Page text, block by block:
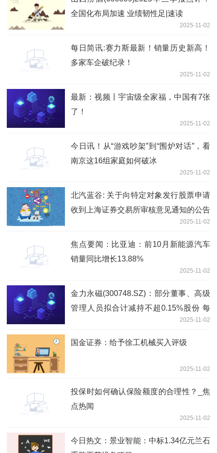
全国化布局加速 业绩韧性足|速读
2025-11-02
每日简讯:赛力斯最新！销量历史新高！
多家车企破纪录！
2025-11-02
最新：视频丨宇宙级全家福，中国有7张
了！
2025-11-02
今日讯！从“游戏吵架”到“围炉对话”，看
南京这16组家庭如何破冰
2025-11-02
北汽蓝谷: 关于向特定对象发行股票申请
收到上海证券交易所审核意见通知的公告
2025-11-02
焦点要闻：比亚迪：前10月新能源汽车
销量同比增长13.88%
2025-11-02
金力永磁(300748.SZ)：部分董事、高级
管理人员拟合计减持不超0.15%股份 每
2025-11-02
国金证券：给予徐工机械买入评级
2025-11-02
投保时如何确认保险额度的合理性？_焦
点热闻
2025-11-02
今日热文：景业智能：中标1.34亿元兰石